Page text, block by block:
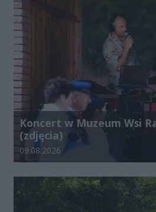
Koncert w Muzeum Wsi
(zdjęcia)
Data dodania galerii:
09.08.2026